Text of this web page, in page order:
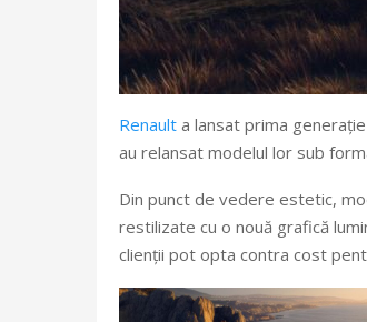
Renault a lansat prima
au relansat modelul lor sub
Din punct de vedere estetic,
restilizate cu o nouă grafică
clienții pot opta contra cost